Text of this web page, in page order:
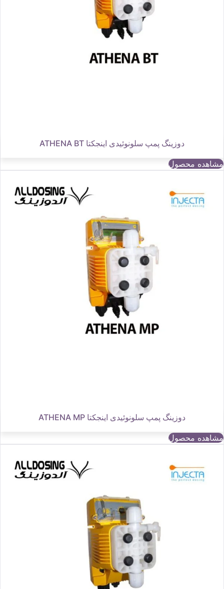
دوزینگ پمپ سلونوئیدی اینجکتا ATHENA BT
مشاهده محصول
دوزینگ پمپ سلونوئیدی اینجکتا ATHENA MP
مشاهده محصول